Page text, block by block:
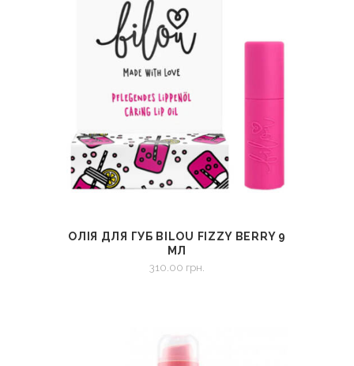
СМОТРЕТЬ В КОРЗИНУ
ОЛІЯ ДЛЯ ГУБ BILOU FIZZY BERRY 9
МЛ
310.00 грн.